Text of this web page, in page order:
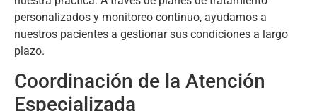
personalizados y monitoreo continuo, ayudamos a
nuestros pacientes a gestionar sus condiciones a largo
plazo.
Coordinación de la Atención
Especializada